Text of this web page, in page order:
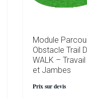
Module
Obstacle Trail
WALK –
et Jambes
Prix sur devis